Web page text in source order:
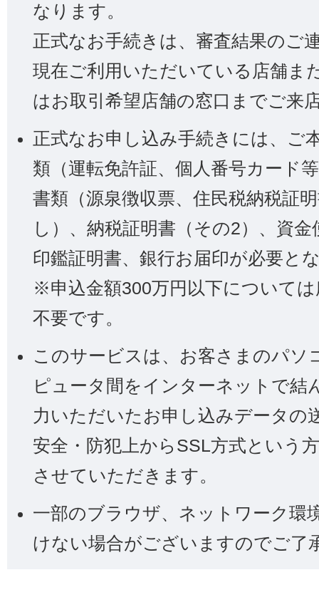
なります。
正式なお手続きは、審査結果のご
現在ご利用いただいている店舗ま
はお取引希望店舗の窓口までご来
正式なお申し込み手続きには、ご
類（運転免許証、個人番号カード
書類（源泉徴収票、住民税納税証
し）、納税証明書（その2）、資
印鑑証明書、銀行お届印が必要と
※申込金額300万円以下について
不要です。
このサービスは、お客さまのパソ
ピュータ間をインターネットで結
力いただいたお申し込みデータの
安全・防犯上からSSL方式という
させていただきます。
一部のブラウザ、ネットワーク環
けない場合がございますのでご了